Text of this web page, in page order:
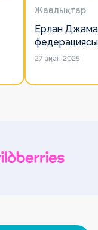
Жаңалықтар
Ерлан
есімін
27 ақпан 2025